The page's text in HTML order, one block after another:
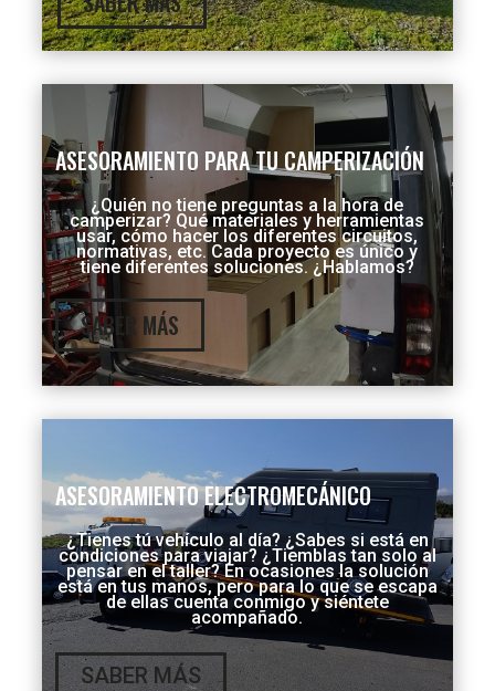
ASESORAMIENTO PARA TU CAMPERIZACIÓN
¿Quién no tiene preguntas a la hora de
camperizar? Qué materiales y herramientas
usar, cómo hacer los diferentes circuitos,
normativas, etc. Cada proyecto es único y
tiene diferentes soluciones. ¿Hablamos?
SABER MÁS
ASESORAMIENTO ELECTROMECÁNICO
¿Tienes tú vehículo al día? ¿Sabes si está en
condiciones para viajar? ¿Tiemblas tan solo al
pensar en el taller? En ocasiones la solución
está en tus manos, pero para lo que se escapa
de ellas cuenta conmigo y siéntete
acompañado.
SABER MÁS